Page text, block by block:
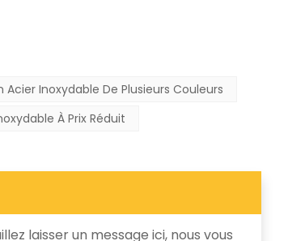
Acier Inoxydable De Plusieurs Couleurs
À Prix Réduit
laisser un message ici, nous vous